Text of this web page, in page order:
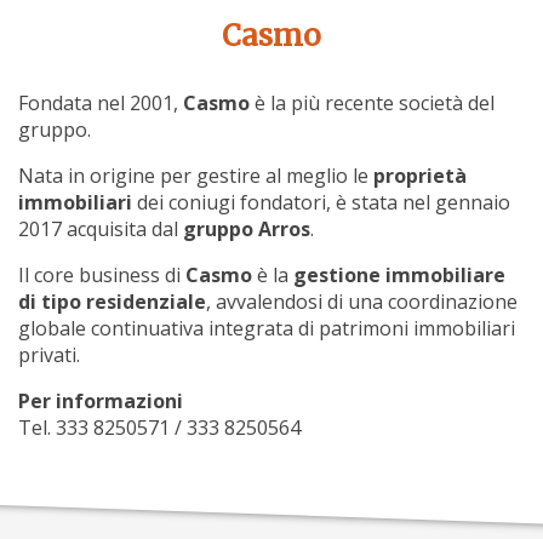
Casmo
Fondata nel 2001, Casmoè la più recente società del
gruppo.
Nata in origine per gestire al meglio le proprietà
immobiliari dei coniugi fondatori, è stata nel gennaio
2017 acquisita dal gruppo Arros.
Il core business di Casmoè la gestione immobiliare
di tipo residenziale, avvalendosi di una coordinazione
globale continuativa integrata di patrimoni immobiliari
privati.
Per informazioni
Tel. 333 8250571 / 333 8250564